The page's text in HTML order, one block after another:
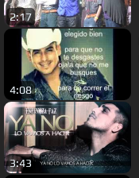
2:17
4:08
3:43